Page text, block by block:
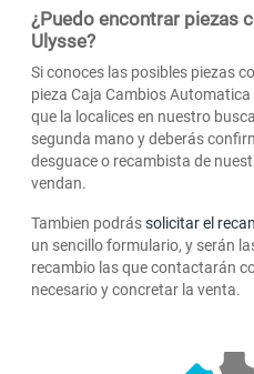
¿Puedo encontrar piezas
Ulysse?
Si conoces las posibles piezas
pieza Caja Cambios
que la localices en nuestro
segunda mano y deberás
desguace o recambista de
vendan.
Tambien podrássolicitar el
un sencillo formulario, y serán
recambio las que contactarán
necesario y concretar la venta.